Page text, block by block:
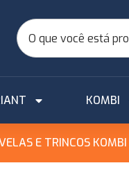
KOMBI
E TRINCOS KOMBI